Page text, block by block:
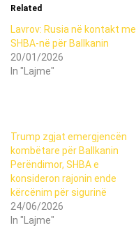
Related
Lavrov: Rusia në kontakt me
SHBA-në për Ballkanin
20/01/2026
In "Lajme"
Trump zgjat emergjencën
kombëtare për Ballkanin
Perëndimor, SHBA e
konsideron rajonin ende
kërcënim për sigurinë
24/06/2026
In "Lajme"